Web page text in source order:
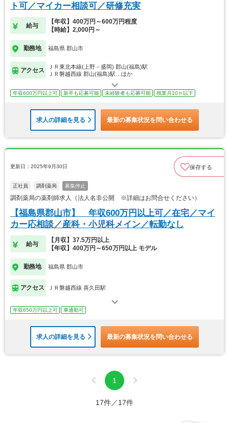
ト可／マイカー相談可／研修充実
給与
【年収】400万円～600万円程度
【時給】2,000円～
勤務地 福島県 郡山市
アクセス
ＪＲ東北本線(上野－盛岡) 郡山(福島)駅
ＪＲ磐越西線 郡山(福島)駅…ほか
年収600万円以上可 新卒も応募可能 未経験者も応募可能 残業月10ｈ以下
求人の詳細を見る 最新の募集状況を問い合わせる
更新日：2025年9月30日 保存する
正社員 調剤薬局 募集停止
調剤薬局の薬剤師求人（法人名非公開 ※詳細はお問合せください）
【福島県郡山市】 年収600万円以上可／在宅／マイ
カー応相談／産科・小児科メイン／転勤なし
給与
【月収】37.5万円以上
【年収】400万円～650万円以上 モデル
勤務地 福島県 郡山市
アクセス ＪＲ磐越西線 喜久田駅
年収650万円以上可 車通勤可
求人の詳細を見る 最新の募集状況を問い合わせる
1
17件／17件